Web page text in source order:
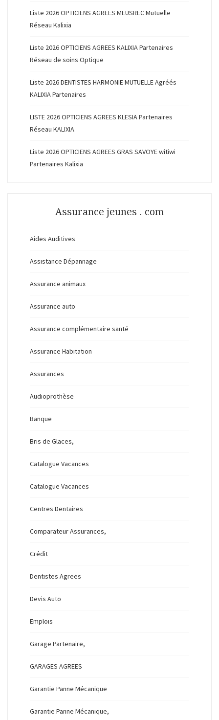
Liste 2026 OPTICIENS AGREES MEUSREC Mutuelle
Réseau Kalixia
Liste 2026 OPTICIENS AGREES KALIXIA Partenaires
Réseau de soins Optique
Liste 2026 DENTISTES HARMONIE MUTUELLE Agréés
KALIXIA Partenaires
LISTE 2026 OPTICIENS AGREES KLESIA Partenaires
Réseau KALIXIA
Liste 2026 OPTICIENS AGREES GRAS SAVOYE witiwi
Partenaires Kalixia
Assurance jeunes . com
Aides Auditives
Assistance Dépannage
Assurance animaux
Assurance auto
Assurance complémentaire santé
Assurance Habitation
Assurances
Audioprothèse
Banque
Bris de Glaces,
Catalogue Vacances
Catalogue Vacances
Centres Dentaires
Comparateur Assurances,
Crédit
Dentistes Agrees
Devis Auto
Emplois
Garage Partenaire,
GARAGES AGREES
Garantie Panne Mécanique
Garantie Panne Mécanique,